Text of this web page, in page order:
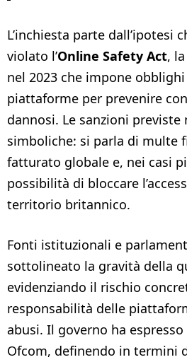
L’inchiesta parte dall’ipotesi
violato l’Online Safety Act,
nel 2023 che impone
piattaforme per prevenire
dannosi. Le sanzioni previste
simboliche: si parla di multe
fatturato globale e, nei casi
possibilità di bloccare
territorio britannico.
Fonti istituzionali e
sottolineato la gravità della
evidenziando il rischio
responsabilità delle
abusi. Il governo ha
Ofcom, definendo in termini